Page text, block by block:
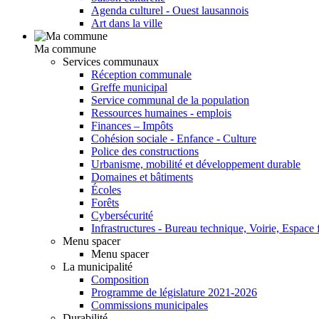
Agenda culturel - Ouest lausannois
Art dans la ville
Ma commune
Services communaux
Réception communale
Greffe municipal
Service communal de la population
Ressources humaines - emplois
Finances – Impôts
Cohésion sociale - Enfance - Culture
Police des constructions
Urbanisme, mobilité et développement durable
Domaines et bâtiments
Écoles
Forêts
Cybersécurité
Infrastructures - Bureau technique, Voirie, Espace
Menu spacer
Menu spacer
La municipalité
Composition
Programme de législature 2021-2026
Commissions municipales